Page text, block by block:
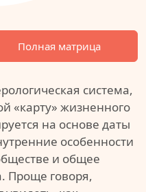
Полная матрица
система,
«карту» жизненного
на основе даты
особенности
и общее
Проще говоря,